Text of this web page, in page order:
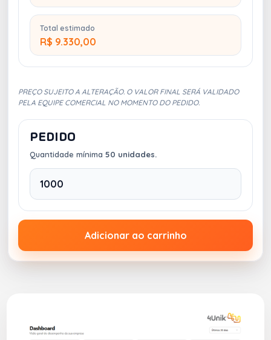
Total estimado
R$ 9.330,00
PREÇO SUJEITO A ALTERAÇÃO. O VALOR FINAL SERÁ VALIDADO
PELA EQUIPE COMERCIAL NO MOMENTO DO PEDIDO.
PEDIDO
Quantidade mínima 50 unidades.
Adicionar ao carrinho